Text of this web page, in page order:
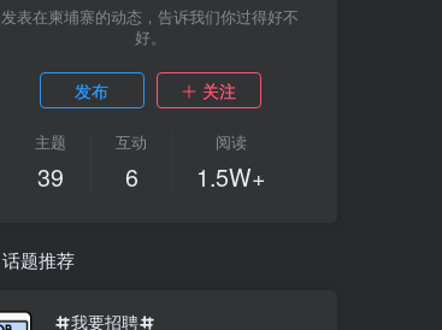
发表在柬埔寨的动态，告诉我们你过得好不
好。
发布 关注
主题
39
互动
6
阅读
1.5W+
发表在柬埔寨的动态，告诉我们你过得好不
好。
发布 关注
主题
39
互动
6
阅读
1.5W+
话题推荐
我要招聘